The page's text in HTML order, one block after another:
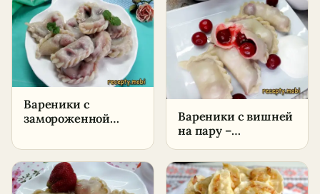
Вареники с
замороженной
пошаговый рецепт
в домашних
условиях
Вареники с вишней
на пару –